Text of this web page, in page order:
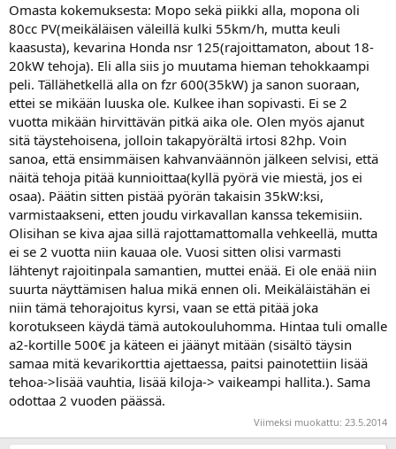
Omasta kokemuksesta: Mopo sekä piikki alla, mopona oli
80cc PV(meikäläisen väleillä kulki 55km/h, mutta keuli
kaasusta), kevarina Honda nsr 125(rajoittamaton, about 18-
20kW tehoja). Eli alla siis jo muutama hieman tehokkaampi
peli. Tällähetkellä alla on fzr 600(35kW) ja sanon suoraan,
ettei se mikään luuska ole. Kulkee ihan sopivasti. Ei se 2
vuotta mikään hirvittävän pitkä aika ole. Olen myös ajanut
sitä täystehoisena, jolloin takapyörältä irtosi 82hp. Voin
sanoa, että ensimmäisen kahvanväännön jälkeen selvisi, että
näitä tehoja pitää kunnioittaa(kyllä pyörä vie miestä, jos ei
osaa). Päätin sitten pistää pyörän takaisin 35kW:ksi,
varmistaakseni, etten joudu virkavallan kanssa tekemisiin.
Olisihan se kiva ajaa sillä rajottamattomalla vehkeellä, mutta
ei se 2 vuotta niin kauaa ole. Vuosi sitten olisi varmasti
lähtenyt rajoitinpala samantien, muttei enää. Ei ole enää niin
suurta näyttämisen halua mikä ennen oli. Meikäläistähän ei
niin tämä tehorajoitus kyrsi, vaan se että pitää joka
korotukseen käydä tämä autokouluhomma. Hintaa tuli omalle
a2-kortille 500€ ja käteen ei jäänyt mitään (sisältö täysin
samaa mitä kevarikorttia ajettaessa, paitsi painotettiin lisää
tehoa->lisää vauhtia, lisää kiloja-> vaikeampi hallita.). Sama
odottaa 2 vuoden päässä.
Viimeksi muokattu: 23.5.2014